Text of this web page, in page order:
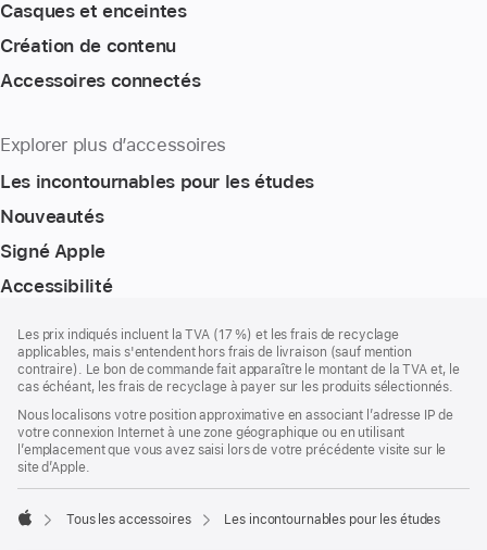
Casques et enceintes
Création de contenu
Accessoires connectés
Explorer plus d’accessoires
Les incontournables pour les études
Nouveautés
Signé Apple
Accessibilité
de
page
de
bas
de
Les prix indiqués incluent la TVA (17 %) et les frais de recyclage
applicables, mais s'entendent hors frais de livraison (sauf mention
contraire). Le bon de commande fait apparaître le montant de la TVA et, le
cas échéant, les frais de recyclage à payer sur les produits sélectionnés.
Nous localisons votre position approximative en associant l’adresse IP de
votre connexion Internet à une zone géographique ou en utilisant
l’emplacement que vous avez saisi lors de votre précédente visite sur le
site d’Apple.
Tous les accessoires Les incontournables pour les études